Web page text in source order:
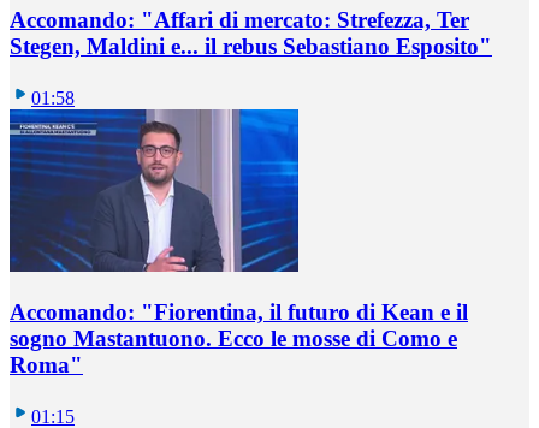
Accomando: "Affari di mercato: Strefezza, Ter
Stegen, Maldini e... il rebus Sebastiano Esposito"
01:58
Accomando: "Fiorentina, il futuro di Kean e il
sogno Mastantuono. Ecco le mosse di Como e
Roma"
01:15